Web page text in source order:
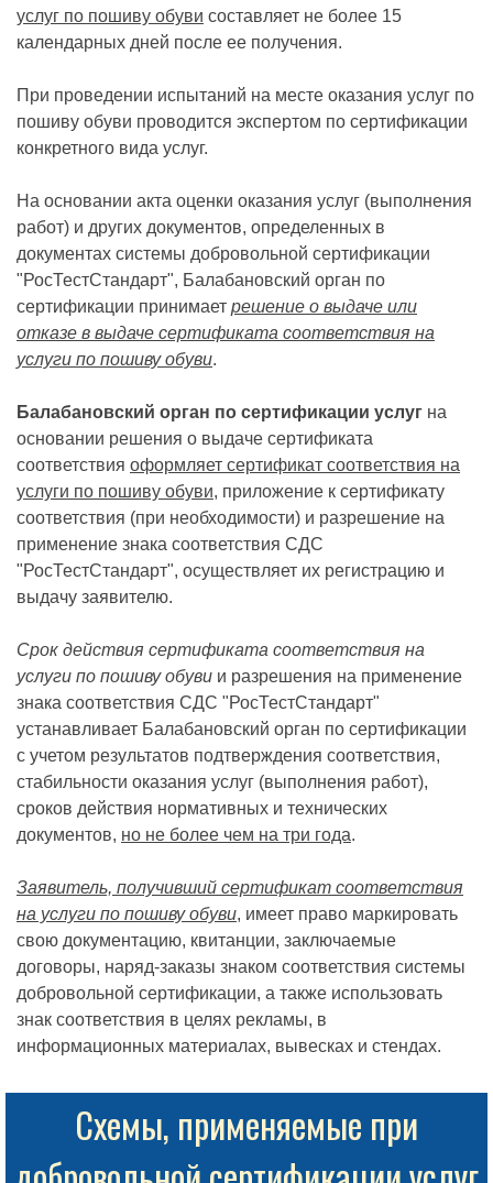
услуг по пошиву обуви составляет не более 15
календарных дней после ее получения.
При проведении испытаний на месте оказания услуг по
пошиву обуви проводится экспертом по сертификации
конкретного вида услуг.
На основании акта оценки оказания услуг (выполнения
работ) и других документов, определенных в
документах системы добровольной сертификации
"РосТестСтандарт", Балабановский орган по
сертификации принимает решение о выдаче или
отказе в выдаче сертификата соответствия на
услуги по пошиву обуви.
Балабановский орган по сертификации услуг на
основании решения о выдаче сертификата
соответствия оформляет сертификат соответствия на
услуги по пошиву обуви, приложение к сертификату
соответствия (при необходимости) и разрешение на
применение знака соответствия СДС
"РосТестСтандарт", осуществляет их регистрацию и
выдачу заявителю.
Срок действия сертификата соответствия на
услуги по пошиву обуви и разрешения на применение
знака соответствия СДС "РосТестСтандарт"
устанавливает Балабановский орган по сертификации
с учетом результатов подтверждения соответствия,
стабильности оказания услуг (выполнения работ),
сроков действия нормативных и технических
документов, но не более чем на три года.
Заявитель, получивший сертификат соответствия
на услуги по пошиву обуви, имеет право маркировать
свою документацию, квитанции, заключаемые
договоры, наряд-заказы знаком соответствия системы
добровольной сертификации, а также использовать
знак соответствия в целях рекламы, в
информационных материалах, вывесках и стендах.
Схемы, применяемые при